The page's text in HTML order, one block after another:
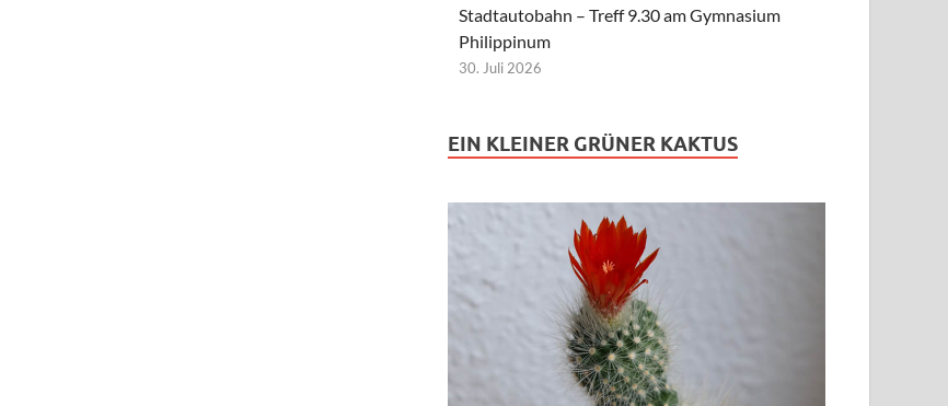
Stadtautobahn – Treff 9.30 am Gymnasium
Philippinum
30. Juli 2026
EIN KLEINER GRÜNER KAKTUS